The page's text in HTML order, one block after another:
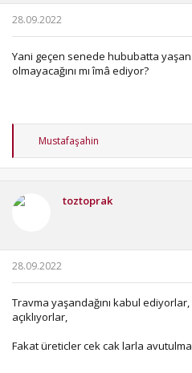
28.09.2022
Yani geçen senede hububatta
olmayacağını mı îmâ ediyor?
T
p
Mustafaşahin
toztoprak
28.09.2022
Travma yaşandağını kabul
açıklıyorlar,
Fakat üreticler cek cak larla